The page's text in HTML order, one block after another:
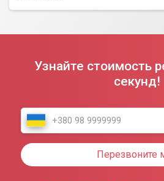
Узнайте стоимость
секунд!
Перезвоните